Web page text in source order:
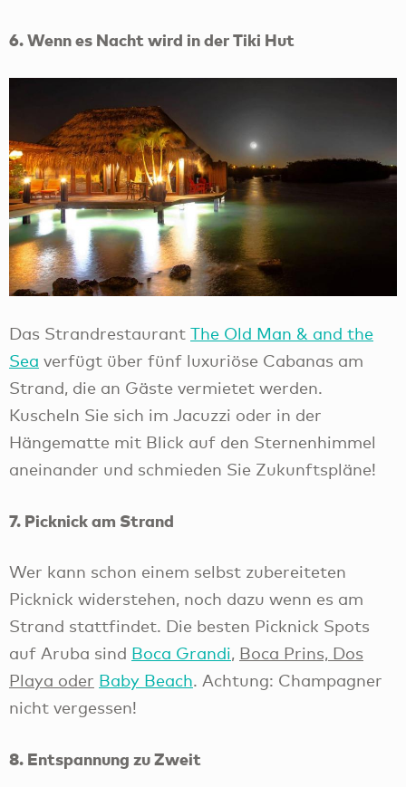
6. Wenn es Nacht wird in der Tiki Hut
Das Strandrestaurant The Old Man & and the
Sea verfügt über fünf luxuriöse Cabanas am
Strand, die an Gäste vermietet werden.
Kuscheln Sie sich im Jacuzzi oder in der
Hängematte mit Blick auf den Sternenhimmel
aneinander und schmieden Sie Zukunftspläne!
7. Picknick am Strand
Wer kann schon einem selbst zubereiteten
Picknick widerstehen, noch dazu wenn es am
Strand stattfindet. Die besten Picknick Spots
auf Aruba sind Boca Grandi, Boca Prins, Dos
Playa oder Baby Beach. Achtung: Champagner
nicht vergessen!
8. Entspannung zu Zweit